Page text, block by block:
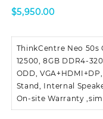
$5,950.00
ThinkCentre Neo 50s
12500, 8GB DDR4-
ODD,
Stand, Internal
On-site Warranty